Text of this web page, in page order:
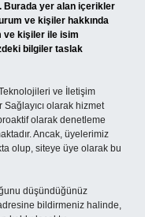
Burada yer alan içerikler
ve kişiler hakkında
ve kişiler ile isim
bilgiler taslak
ve İletişim
Sağlayıcı olarak hizmet
olarak denetleme
Ancak, üyelerimiz
olup, siteye üye olarak bu
düşündüğünüz
bildirmeniz halinde,